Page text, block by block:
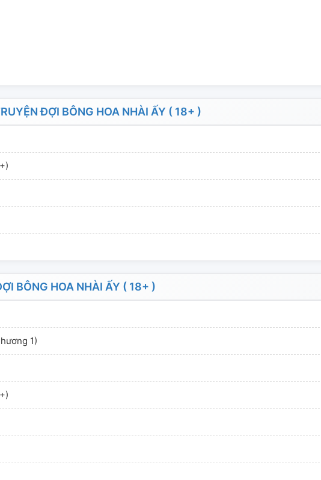
ĐỢI BÔNG HOA NHÀI ẤY ( 18+ )
BÔNG HOA NHÀI ẤY ( 18+ )
1)